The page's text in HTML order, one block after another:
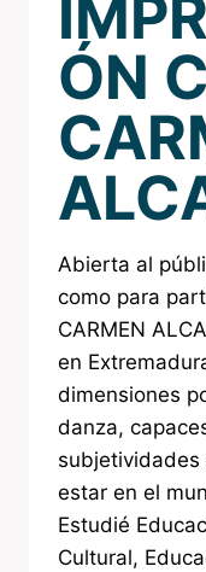
ÓN
Abierta al
como para
CARMEN
en
dimensiones
danza,
subjetividades
estar en el
Estudié
Cultural,